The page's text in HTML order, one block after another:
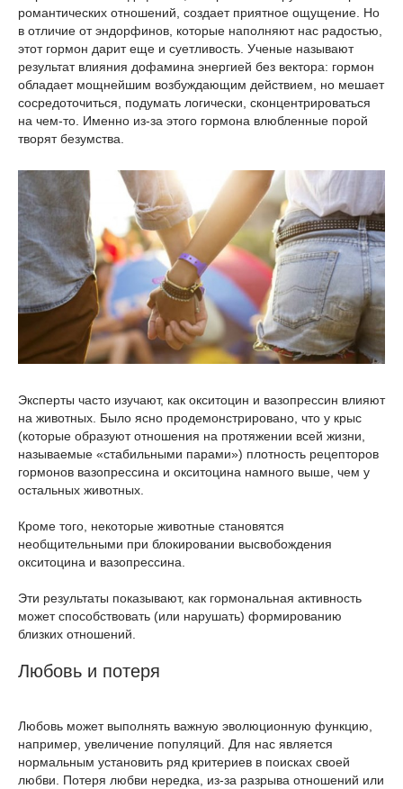
романтических отношений, создает приятное ощущение. Но
в отличие от эндорфинов, которые наполняют нас радостью,
этот гормон дарит еще и суетливость. Ученые называют
результат влияния дофамина энергией без вектора: гормон
обладает мощнейшим возбуждающим действием, но мешает
сосредоточиться, подумать логически, сконцентрироваться
на чем-то. Именно из-за этого гормона влюбленные порой
творят безумства.
Эксперты часто изучают, как окситоцин и вазопрессин влияют
на животных. Было ясно продемонстрировано, что у крыс
(которые образуют отношения на протяжении всей жизни,
называемые «стабильными парами») плотность рецепторов
гормонов вазопрессина и окситоцина намного выше, чем у
остальных животных.
Кроме того, некоторые животные становятся
необщительными при блокировании высвобождения
окситоцина и вазопрессина.
Эти результаты показывают, как гормональная активность
может способствовать (или нарушать) формированию
близких отношений.
Любовь и потеря
Любовь может выполнять важную эволюционную функцию,
например, увеличение популяций. Для нас является
нормальным установить ряд критериев в поисках своей
любви. Потеря любви нередка, из-за разрыва отношений или